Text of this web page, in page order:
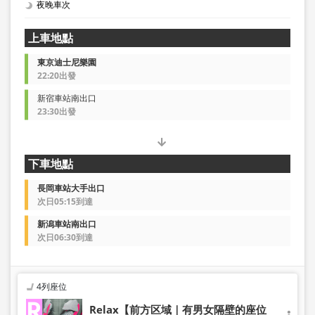
夜晚車次
上車地點
東京迪士尼樂園
22:20出發
新宿車站南出口
23:30出發
下車地點
長岡車站大手出口
次日05:15到達
新潟車站南出口
次日06:30到達
4列座位
Relax【前方区域｜有男女隔壁的座位